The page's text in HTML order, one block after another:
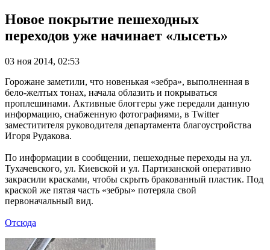
Новое покрытие пешеходных
переходов уже начинает «лысеть»
03 ноя 2014, 02:53
Горожане заметили, что новенькая «зебра», выполненная в
бело-желтых тонах, начала облазить и покрываться
проплешинами. Активные блоггеры уже передали данную
информацию, снабженную фотографиями, в Twitter
заместитителя руководителя департамента благоустройства
Игоря Рудакова.
По информации в сообщении, пешеходные переходы на ул.
Тухачевского, ул. Киевской и ул. Партизанской оперативно
закрасили красками, чтобы скрыть бракованный пластик. Под
краской же пятая часть «зебры» потеряла свой
первоначальный вид.
Отсюда